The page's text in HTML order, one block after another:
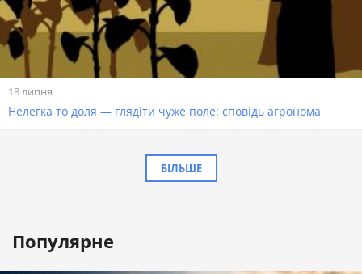
18 липня
Нелегка то доля — глядіти чуже поле: сповідь агронома
БІЛЬШЕ
Популярне